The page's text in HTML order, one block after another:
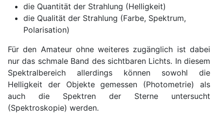
die Quantität der Strahlung (Helligkeit)
die Qualität der Strahlung (Farbe, Spektrum,
Polarisation)
Für den Amateur ohne weiteres zugänglich ist dabei
nur das schmale Band des sichtbaren Lichts. In diesem
Spektralbereich allerdings können sowohl die
Helligkeit der Objekte gemessen (Photometrie) als
auch die Spektren der Sterne untersucht
(Spektroskopie) werden.